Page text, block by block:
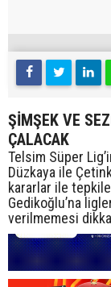
ŞİMŞEK VE
ÇALACAK
Telsim Süper
Düzkaya ile
kararlar ile
Gedikoğlu’na
verilmemesi